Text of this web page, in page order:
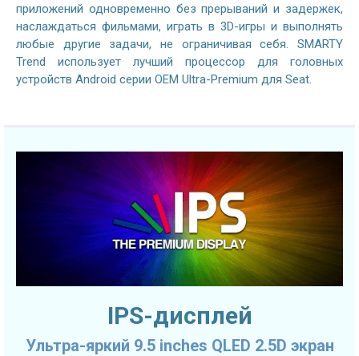
приложений одновременно без прерываний и задержек,
наслаждаться фильмами, играть в 3D-игры и выполнять
любые другие задачи, не ограничивая себя. SMARTY
Trend использует лучший процессор для головных
устройств Android серии OEM Ultra-Premium для Seat.
IPS-дисплей
Ультра-яркий 9.5 inches QLED 2.5D экран